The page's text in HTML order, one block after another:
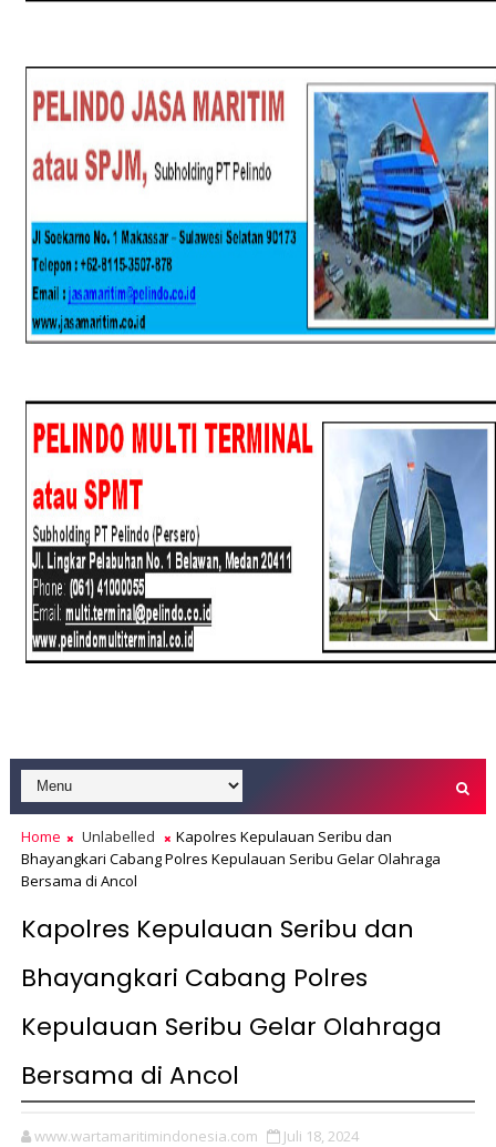
Home Unlabelled
Kapolres Kepulauan Seribu dan
Bhayangkari Cabang Polres Kepulauan Seribu Gelar Olahraga
Bersama di Ancol
Kapolres Kepulauan Seribu dan
Bhayangkari Cabang Polres
Kepulauan Seribu Gelar Olahraga
Bersama di Ancol
www.wartamaritimindonesia.com Juli 18, 2024